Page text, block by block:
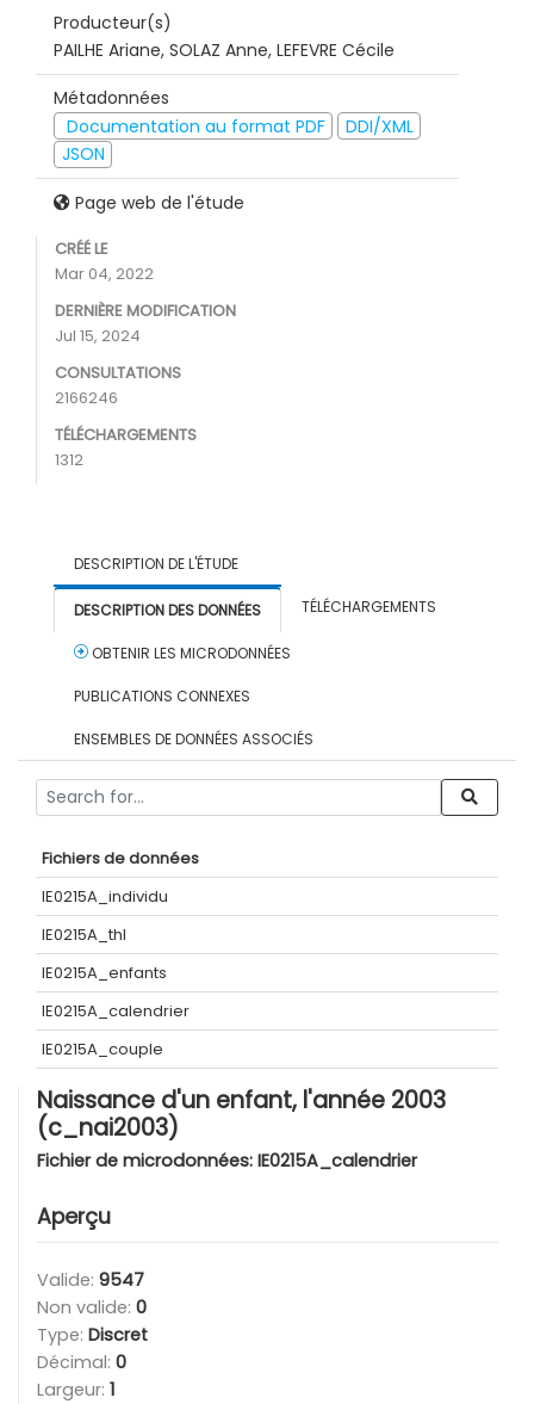
Producteur(s)
PAILHE Ariane, SOLAZ Anne, LEFEVRE Cécile
Métadonnées
Documentation au format PDF
DDI/XML
JSON
Page web de l'étude
CRÉÉ LE
Mar 04, 2022
DERNIÈRE MODIFICATION
Jul 15, 2024
CONSULTATIONS
2166246
TÉLÉCHARGEMENTS
1312
DESCRIPTION DE L'ÉTUDE
DESCRIPTION DES DONNÉES TÉLÉCHARGEMENTS
OBTENIR LES MICRODONNÉES
PUBLICATIONS CONNEXES
ENSEMBLES DE DONNÉES ASSOCIÉS
Fichiers de données
IE0215A_individu
IE0215A_thl
IE0215A_enfants
IE0215A_calendrier
IE0215A_couple
Naissance d'un enfant, l'année 2003
(c_nai2003)
Fichier de microdonnées: IE0215A_calendrier
Aperçu
Valide: 9547
Non valide: 0
Type: Discret
Décimal: 0
Largeur: 1